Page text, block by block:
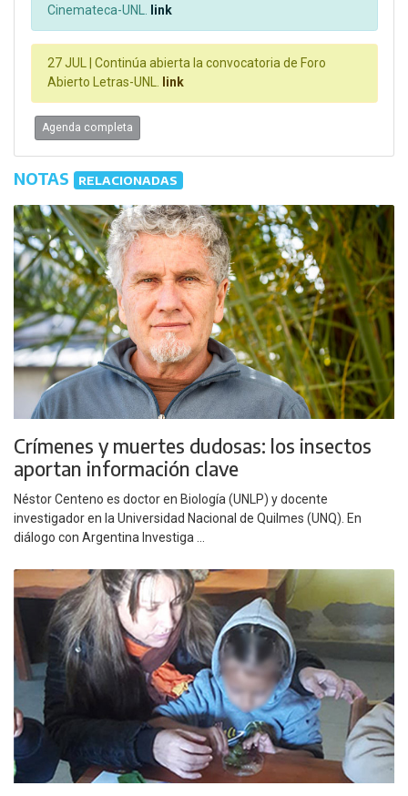
Cinemateca-UNL. link
27 JUL | Continúa abierta la convocatoria de Foro
Abierto Letras-UNL. link
Agenda completa
NOTAS RELACIONADAS
Crímenes y muertes dudosas: los insectos
aportan información clave
Néstor Centeno es doctor en Biología (UNLP) y docente
investigador en la Universidad Nacional de Quilmes (UNQ). En
diálogo con Argentina Investiga ...